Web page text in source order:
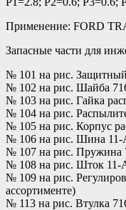
Применение: FORD
Запасные части для
№ 101 на рис.
№ 102 на рис. Шайба
№ 103 на рис. Гайка
№ 104 на рис.
№ 105 на рис. Корпус
№ 106 на рис. Шина 11-
№ 107 на рис. Пружина
№ 108 на рис. Шток 11-
№ 109 на рис.
ассортименте)
№ 113 на рис. Втулка